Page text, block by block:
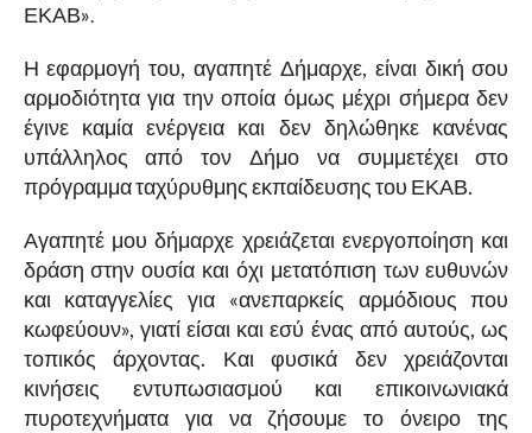
ΕΚΑΒ».
Η εφαρμογή του, αγαπητέ Δήμαρχε, είναι δική σου
αρμοδιότητα για την οποία όμως μέχρι σήμερα δεν
έγινε καμία ενέργεια και δεν δηλώθηκε κανένας
υπάλληλος από τον Δήμο να συμμετέχει στο
πρόγραμμα ταχύρυθμης εκπαίδευσης του ΕΚΑΒ.
Αγαπητέ μου δήμαρχε χρειάζεται ενεργοποίηση και
δράση στην ουσία και όχι μετατόπιση των ευθυνών
και καταγγελίες για «ανεπαρκείς αρμόδιους που
κωφεύουν», γιατί είσαι και εσύ ένας από αυτούς, ως
τοπικός άρχοντας. Και φυσικά δεν χρειάζονται
κινήσεις εντυπωσιασμού και επικοινωνιακά
πυροτεχνήματα για να ζήσουμε το όνειρο της